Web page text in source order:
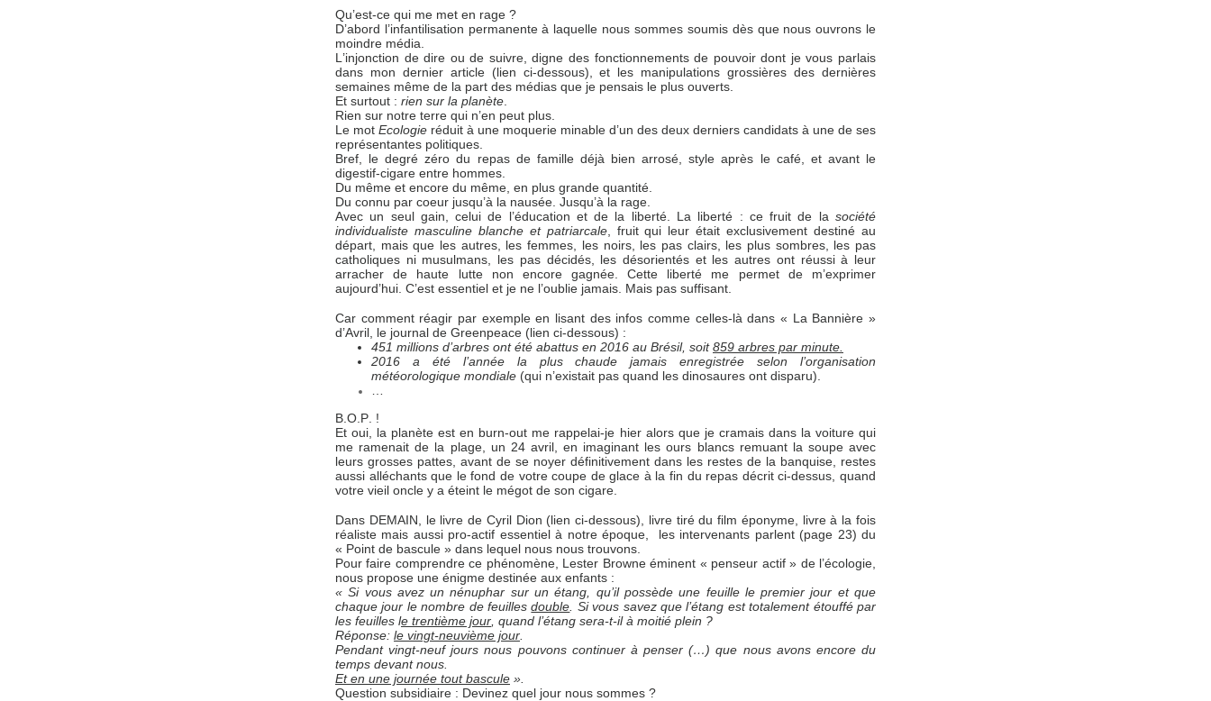
Qu’est-ce qui me met en rage ?
D’abord l’infantilisation permanente à laquelle nous sommes soumis dès que nous ouvrons le
moindre média.
L’injonction de dire ou de suivre, digne des fonctionnements de pouvoir dont je vous parlais
dans mon dernier article (lien ci-dessous), et les manipulations grossières des dernières
semaines même de la part des médias que je pensais le plus ouverts.
Et surtout : rien sur la planète
Rien sur notre terre qui n’en peut plus.
Le mot Ecologie réduit à une moquerie minable d’un des deux derniers candidats à une de ses
représentantes politiques.
Bref, le degré zéro du repas de famille déjà bien arrosé, style après le café, et avant le
digestif-cigare entre hommes.
Du même et encore du même, en plus grande quantité.
Du connu par coeur jusqu’à la nausée. Jusqu’à la rage.
Avec un seul gain, celui de l’éducation et de la liberté. La liberté : ce fruit de la société
individualiste masculine blanche et patriarcale, fruit qui leur était exclusivement destiné au
départ, mais que les autres, les femmes, les noirs, les pas clairs, les plus sombres, les pas
catholiques ni musulmans, les pas décidés, les désorientés et les autres ont réussi à leur
arracher de haute lutte non encore gagnée. Cette liberté me permet de m’exprimer
aujourd’hui. C’est essentiel et je ne l’oublie jamais. Mais pas suffisant.
Car comment réagir par exemple en lisant des infos comme celles-là dans « La Bannière »
d’Avril, le journal de Greenpeace (lien ci-dessous) :
451 millions d’arbres ont été abattus en 2016 au Brésil, soit859 arbres par minute.
2016 a été l’année la plus chaude jamais enregistrée selon l’organisation
météorologique mondiale (qui n’existait pas quand les dinosaures ont disparu).
B.O.P. !
Et oui, la planète est en burn-out me rappelai-je hier alors que je cramais dans la voiture qui
me ramenait de la plage, un 24 avril, en imaginant les ours blancs remuant la soupe avec
leurs grosses pattes, avant de se noyer définitivement dans les restes de la banquise, restes
aussi alléchants que le fond de votre coupe de glace à la fin du repas décrit ci-dessus, quand
votre vieil oncle y a éteint le mégot de son cigare.
Dans DEMAIN, le livre de Cyril Dion (lien ci-dessous), livre tiré du film éponyme, livre à la fois
réaliste mais aussi pro-actif essentiel à notre époque, les intervenants parlent (page 23) du
« Point de bascule » dans lequel nous nous trouvons.
Pour faire comprendre ce phénomène, Lester Browne éminent « penseur actif » de l’écologie,
nous propose une énigme destinée aux enfants :
« Si vous avez un nénuphar sur un étang, qu’il possède une feuille le premier jour et que
chaque jour le nombre de feuillesdouble . Si vous savez que l’étang est totalement étouffé par
les feuilles le trentième jour , quand l’étang sera-t-il à moitié plein ?
Réponse: le vingt-neuvième jour
Pendant vingt-neuf jours nous pouvons continuer à penser (…) que nous avons encore du
temps devant nous.
Et en une journée tout bascule ».
Question subsidiaire : Devinez quel jour nous sommes ?